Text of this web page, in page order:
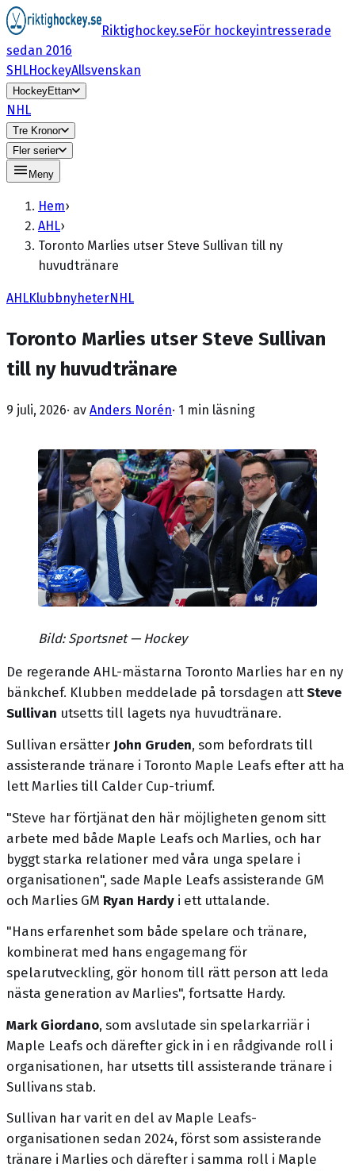
Riktighockey.seFör hockeyintresserade
sedan 2016
SHLHockeyAllsvenskan
HockeyEttan
NHL
Tre Kronor
Fler serier
Meny
Hem›
AHL›
Toronto Marlies utser Steve Sullivan till ny
huvudtränare
AHLKlubbnyheterNHL
Toronto Marlies utser Steve Sullivan
till ny huvudtränare
9 juli, 2026· av Anders Norén· 1 min läsning
Bild: Sportsnet — Hockey
De regerande AHL-mästarna Toronto Marlies har en ny
bänkchef. Klubben meddelade på torsdagen attSteve
Sullivan utsetts till lagets nya huvudtränare.
Sullivan ersätter John Gruden, som befordrats till
assisterande tränare i Toronto Maple Leafs efter att ha
lett Marlies till Calder Cup-triumf.
"Steve har förtjänat den här möjligheten genom sitt
arbete med både Maple Leafs och Marlies, och har
byggt starka relationer med våra unga spelare i
organisationen", sade Maple Leafs assisterande GM
och Marlies GM Ryan Hardy i ett uttalande.
"Hans erfarenhet som både spelare och tränare,
kombinerat med hans engagemang för
spelarutveckling, gör honom till rätt person att leda
nästa generation av Marlies", fortsatte Hardy.
Mark Giordano, som avslutade sin spelarkarriär i
Maple Leafs och därefter gick in i en rådgivande roll i
organisationen, har utsetts till assisterande tränare i
Sullivans stab.
Sullivan har varit en del av Maple Leafs-
organisationen sedan 2024, först som assisterande
tränare i Marlies och därefter i samma roll i Maple